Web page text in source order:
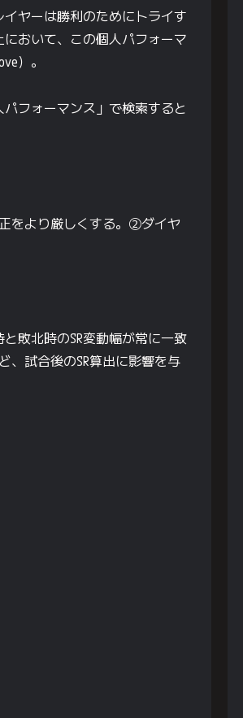
ヤーは勝利のためにトライす
おいて、この個人パフォーマ
）。
フォーマンス」で検索すると
をより厳しくする。②ダイヤ
敗北時のSR変動幅が常に一致
、試合後のSR算出に影響を与